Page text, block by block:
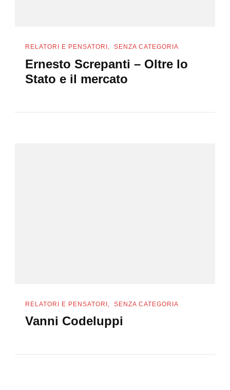
RELATORI E PENSATORI SENZA CATEGORIA
Ernesto Screpanti – Oltre lo
Stato e il mercato
RELATORI E PENSATORI SENZA CATEGORIA
Vanni Codeluppi